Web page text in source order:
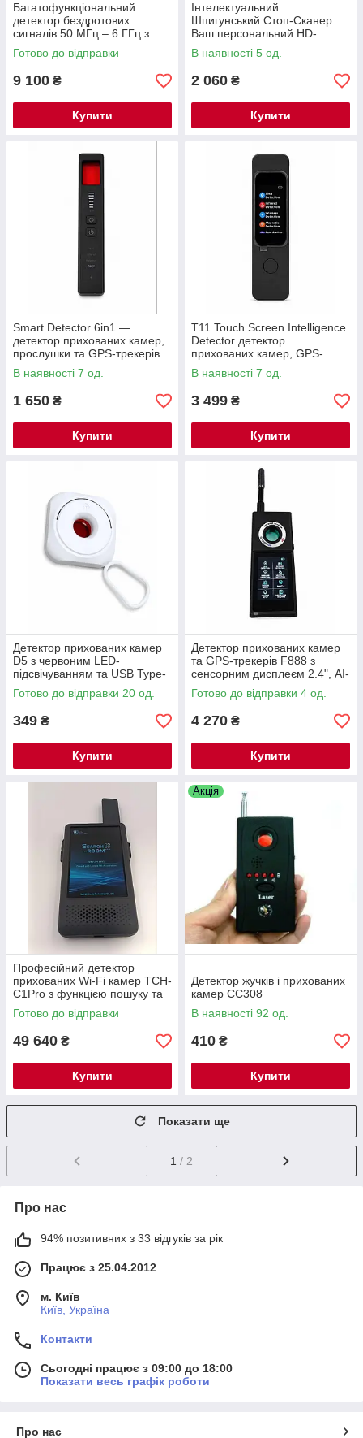
Багатофункціональний
детектор бездротових
сигналів 50 МГц – 6 ГГц з
записом та аналізом (RF /
Bluetooth TAG / GPS)
Готово до відправки
9 100 ₴
Купити
Інтелектуальний
Шпигунський Стоп-Сканер:
Ваш персональний HD-
захисник приватності
В наявності 5 од.
2 060 ₴
Купити
Smart Detector 6in1 —
детектор прихованих камер,
прослушки та GPS-трекерів
В наявності 7 од.
1 650 ₴
Купити
T11 Touch Screen Intelligence
Detector детектор
прихованих камер, GPS-
трекерів та бездротових
сигналів
В наявності 7 од.
3 499 ₴
Купити
Детектор прихованих камер
D5 з червоним LED-
підсвічуванням та USB Type-
C
Готово до відправки 20 од.
349 ₴
Купити
Детектор прихованих камер
та GPS-трекерів F888 з
сенсорним дисплеєм 2.4", AI-
аналізом сигналів та
функцією Touch Alarm
Готово до відправки 4 од.
4 270 ₴
Купити
Професійний детектор
прихованих Wi-Fi камер TCH-
C1Pro з функцією пошуку та
локалізації — новинка 2026
року
Готово до відправки
49 640 ₴
Купити
Акція
Детектор жучків і прихованих
камер CC308
В наявності 92 од.
410 ₴
Купити
Показати ще
1 / 2
Про нас
94% позитивних з 33 відгуків за рік
Працює з 25.04.2012
м. Київ
Київ, Україна
Контакти
Сьогодні працює з 09:00 до 18:00
Показати весь графік роботи
Про нас